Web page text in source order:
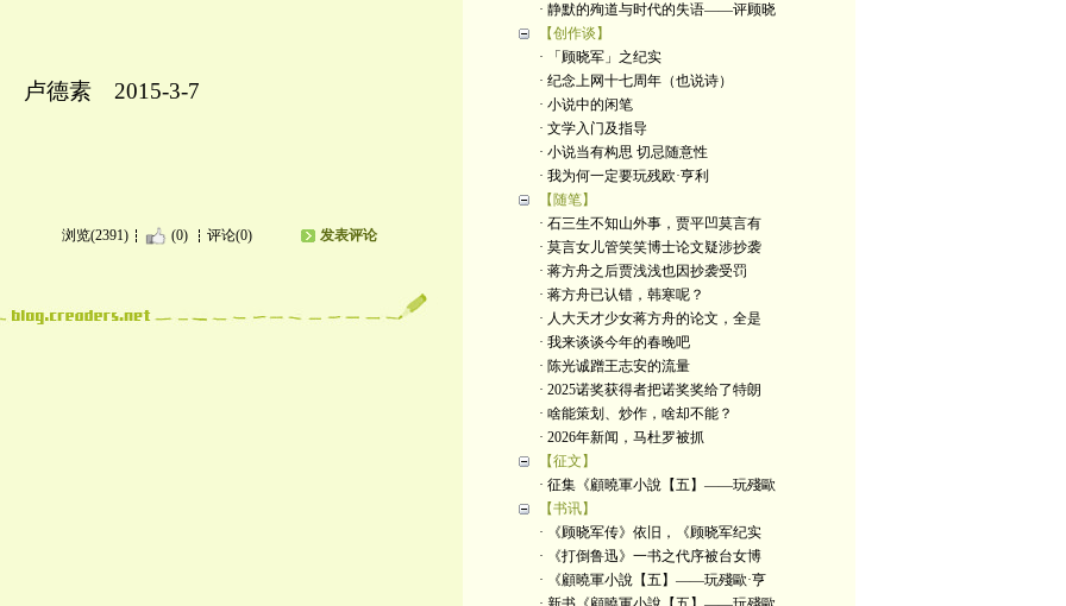
2015-3-7
浏览(2391) (0) 评论(0) 发表评论
· 静默的殉道与时代的失语——评顾晓
【创作谈】
· 「顾晓军」之纪实
· 纪念上网十七周年（也说诗）
· 小说中的闲笔
· 文学入门及指导
· 小说当有构思 切忌随意性
· 我为何一定要玩残欧·亨利
【随笔】
· 石三生不知山外事，贾平凹莫言有
· 莫言女儿管笑笑博士论文疑涉抄袭
· 蒋方舟之后贾浅浅也因抄袭受罚
· 蒋方舟已认错，韩寒呢？
· 人大天才少女蒋方舟的论文，全是
· 我来谈谈今年的春晚吧
· 陈光诚蹭王志安的流量
· 2025诺奖获得者把诺奖奖给了特朗
· 啥能策划、炒作，啥却不能？
· 2026年新闻，马杜罗被抓
【征文】
· 征集《顧曉軍小說【五】——玩殘歐
【书讯】
· 《顾晓军传》依旧，《顾晓军纪实
· 《打倒鲁迅》一书之代序被台女博
· 《顧曉軍小說【五】——玩殘歐·亨